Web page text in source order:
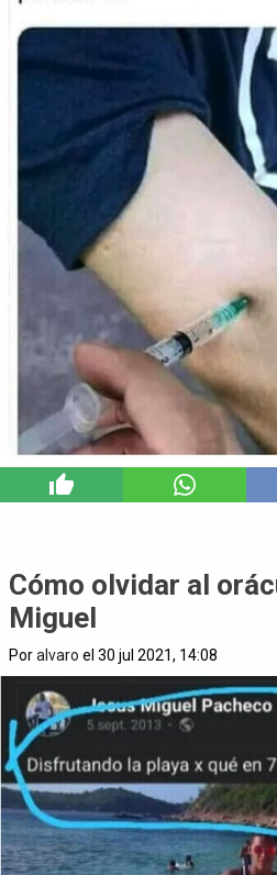
Cómo olvidar al
Miguel
Poralvaro el 30 jul 2021, 14:08